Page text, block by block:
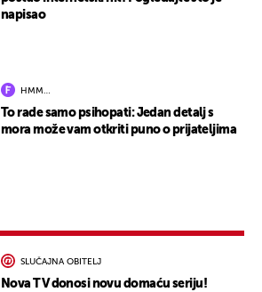
napisao
HMM…
To rade samo psihopati: Jedan detalj s
mora može vam otkriti puno o prijateljima
SLUČAJNA OBITELJ
Nova TV donosi novu domaću seriju!